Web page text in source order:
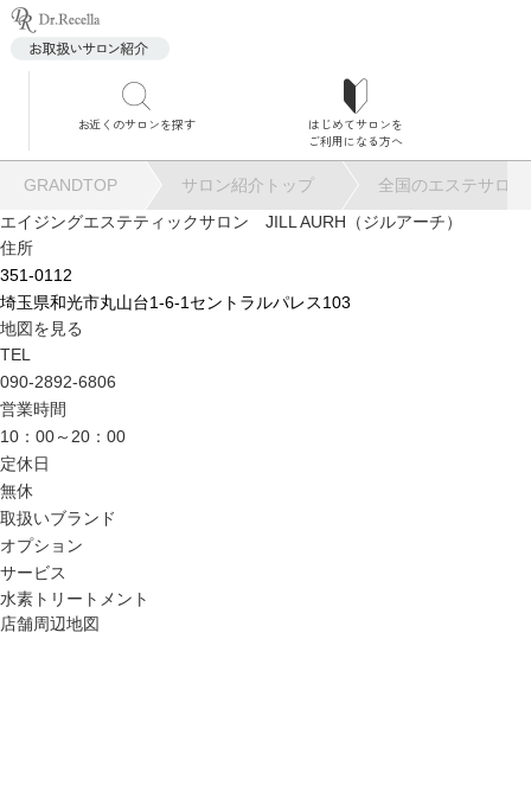
お近くのサロンを探す
はじめてサロンを
ご利用になる方へ
GRANDTOP サロン紹介トップ
全国のエステサロ
エイジングエステティックサロン JILL AURH（ジルアーチ）
住所
351-0112
埼玉県和光市丸山台1-6-1セントラルパレス103
地図を見る
TEL
090-2892-6806
営業時間
10：00～20：00
定休日
無休
取扱いブランド
オプション
サービス
水素トリートメント
店舗周辺地図